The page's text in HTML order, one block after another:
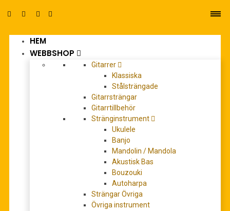
HEM
WEBBSHOP
Gitarrer
Klassiska
Stålsträngade
Gitarrsträngar
Gitarrtillbehör
Stränginstrument
Ukulele
Banjo
Mandolin / Mandola
Akustisk Bas
Bouzouki
Autoharpa
Strängar Övriga
Övriga instrument